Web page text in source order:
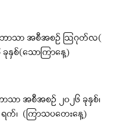
ဘာသာ အစီအစဉ် ဩဂုတ်လ(
နှစ်(သောကြာနေ့)
ာသာ အစီအစဉ် ၂၀၂၆ ခုနှစ်၊
၊ (ကြာသပတေးနေ့)